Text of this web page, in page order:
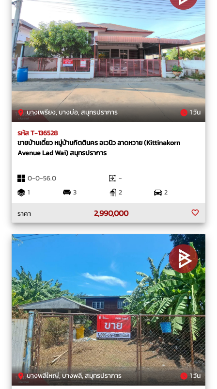
บางเพรียง, บางบ่อ, สมุทรปราการ 1 วัน
รหัส T-136528
ขายบ้านเดี่ยว หมู่บ้านกิตตินคร อเวนิว ลาดหวาย (Kittinakorn
Avenue Lad Wai) สมุทรปราการ
0-0-56.0
-
1
3 2
2
ราคา
2,990,000
บางพลีใหญ่, บางพลี, สมุทรปราการ 1 วัน